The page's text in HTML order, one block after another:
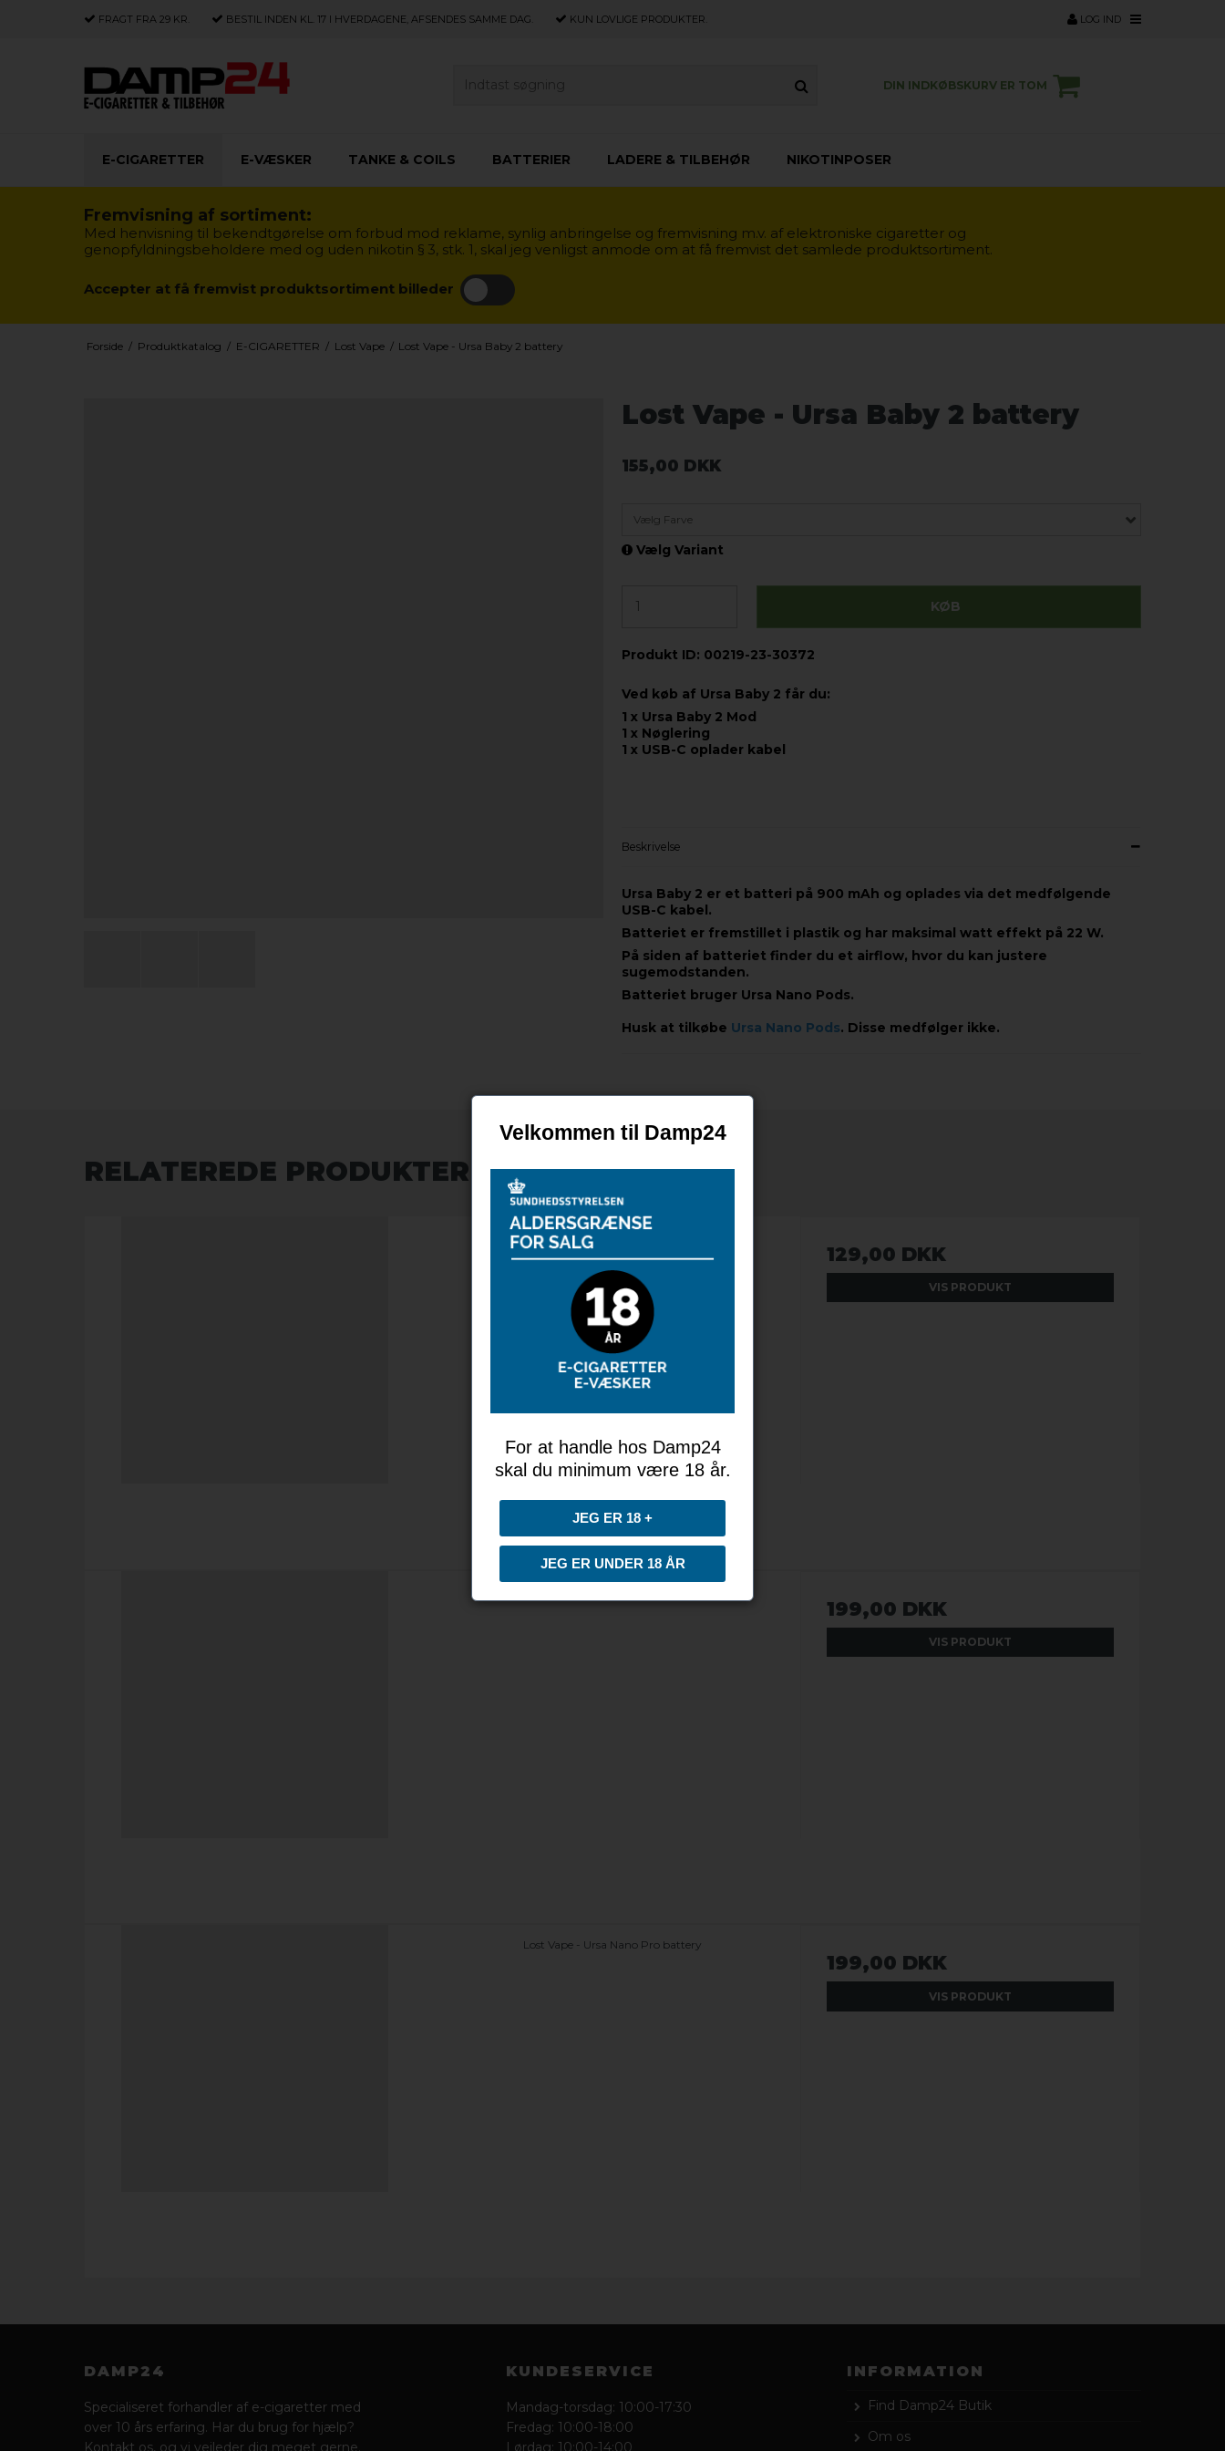
FRAGT FRA 29 KR. BESTIL INDEN KL. 17 I HVERDAGENE, AFSENDES SAMME DAG. KUN LOVLIGE PRODUKTER. LOG IND
DIN INDKØBSKURV ER TOM
E-CIGARETTER E-VÆSKER TANKE & COILS BATTERIER LADERE & TILBEHØR NIKOTINPOSER
Fremvisning af sortiment:
Med henvisning til bekendtgørelse om forbud mod reklame, synlig anbringelse og fremvisning m.v. af elektroniske cigaretter og
genopfyldningsbeholdere med og uden nikotin § 3, stk. 1, skal jeg venligst anmode om at få fremvist det samlede produktsortiment.
Accepter at få fremvist produktsortiment billeder
Forside / Produktkatalog / E-CIGARETTER / Lost Vape / Lost Vape - Ursa Baby 2 battery
Lost Vape - Ursa Baby 2 battery
155,00 DKK
Vælg Farve
Vælg Variant
KØB
Produkt ID: 00219-23-30372
Ved køb af Ursa Baby 2 får du:
1 x Ursa Baby 2 Mod
1 x Nøglering
1 x USB-C oplader kabel
Beskrivelse
Ursa Baby 2 er et batteri på 900 mAh og oplades via det medfølgende
USB-C kabel.
Batteriet er fremstillet i plastik og har maksimal watt effekt på 22 W.
På siden af batteriet finder du et airflow, hvor du kan justere
sugemodstanden.
Batteriet bruger Ursa Nano Pods.
Husk at tilkøbe Ursa Nano Pods. Disse medfølger ikke.
RELATEREDE PRODUKTER
Lost Vape - Ursa nano pods 0.6 ohm (3 stk)
129,00 DKK
VIS PRODUKT
199,00 DKK
VIS PRODUKT
Lost Vape - Ursa Nano Pro battery
199,00 DKK
VIS PRODUKT
DAMP24
Specialiseret forhandler af e-cigaretter med
over 10 års erfaring. Har du brug for hjælp?
Kontakt os, og vi vejleder dig meget gerne.
KUNDESERVICE
Mandag-torsdag: 10:00-17:30
Fredag: 10:00-18:00
Lørdag: 10:00-14:00
INFORMATION
Find Damp24 Butik
Om os
Velkommen til Damp24
For at handle hos Damp24
skal du minimum være 18 år.
JEG ER 18 +
JEG ER UNDER 18 ÅR